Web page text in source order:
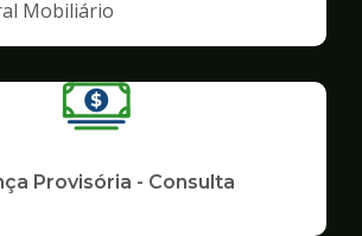
Mobiliário
Provisória - Consulta